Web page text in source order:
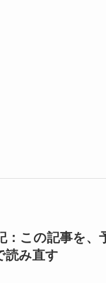
：この記事を、
読み直す